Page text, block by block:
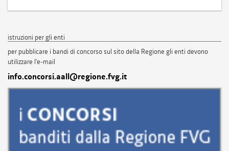
istruzioni per gli enti
per pubblicare i bandi di concorso sul sito della Regione gli enti devono
utilizzare l'e-mail
info.concorsi.aall@regione.fvg.it